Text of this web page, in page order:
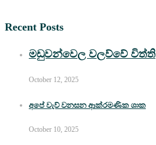
Recent Posts
මඩුවන්වෙල වලව්වේ විත්ති
October 12, 2025
අපේ වැව් වනසන ආක්රමණික ශාක
October 10, 2025